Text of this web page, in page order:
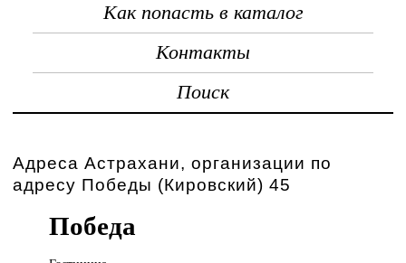
Как попасть в каталог
Контакты
Поиск
Адреса Астрахани, организации по
адресу Победы (Кировский) 45
Победа